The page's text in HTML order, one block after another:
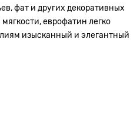
фат и других декоративных
еврофатин легко
изысканный и элегантный